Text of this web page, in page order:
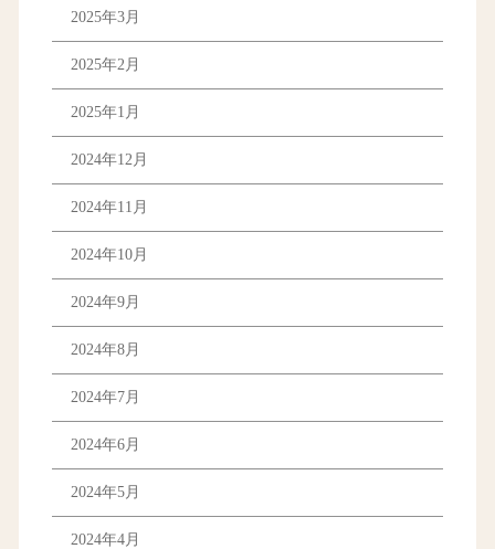
2025年3月
2025年2月
2025年1月
2024年12月
2024年11月
2024年10月
2024年9月
2024年8月
2024年7月
2024年6月
2024年5月
2024年4月